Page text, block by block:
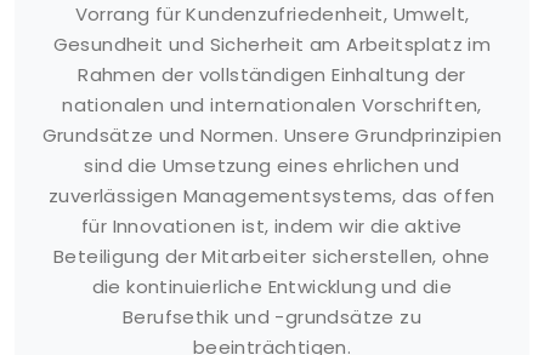
Vorrang für Kundenzufriedenheit, Umwelt,
Gesundheit und Sicherheit am Arbeitsplatz im
Rahmen der vollständigen Einhaltung der
nationalen und internationalen Vorschriften,
Grundsätze und Normen. Unsere Grundprinzipien
sind die Umsetzung eines ehrlichen und
zuverlässigen Managementsystems, das offen
für Innovationen ist, indem wir die aktive
Beteiligung der Mitarbeiter sicherstellen, ohne
die kontinuierliche Entwicklung und die
Berufsethik und -grundsätze zu
beeinträchtigen.